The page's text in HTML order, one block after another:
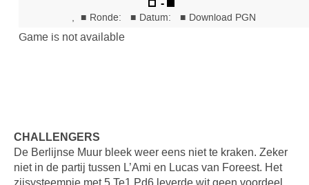
CHALLENGERS
De Berlijnse Muur bleek weer eens niet te kraken. Zeker
niet in de partij tussen L’Ami en Lucas van Foreest. Het
zijsysteempje met 5.Te1 Pd6 leverde wit geen voordeel